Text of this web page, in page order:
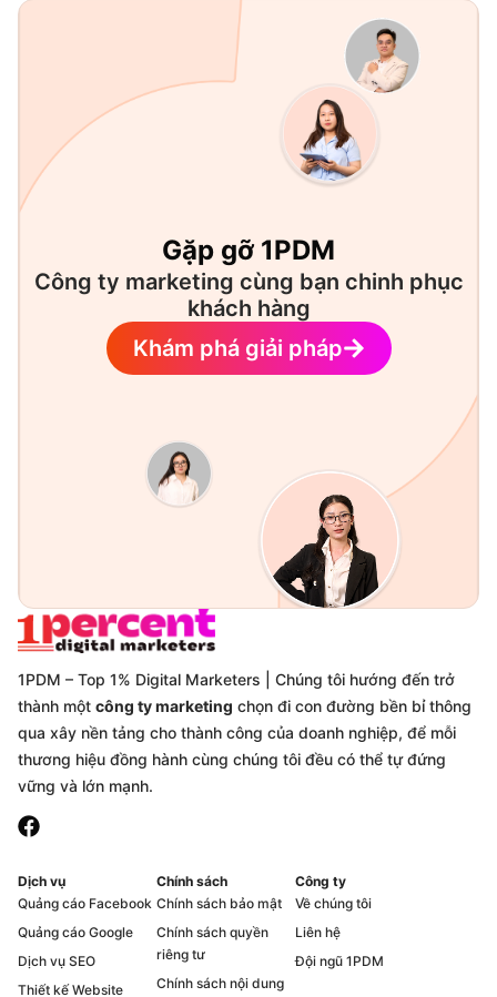
Gặp gỡ 1PDM
Công ty marketing cùng bạn chinh phục
khách hàng
Khám phá giải pháp
1PDM – Top 1% Digital Marketers | Chúng tôi hướng đến trở
thành một công ty marketing chọn đi con đường bền bỉ thông
qua xây nền tảng cho thành công của doanh nghiệp, để mỗi
thương hiệu đồng hành cùng chúng tôi đều có thể tự đứng
vững và lớn mạnh.
Dịch vụ
Quảng cáo Facebook
Quảng cáo Google
Dịch vụ SEO
Thiết kế Website
Chính sách
Chính sách bảo mật
Chính sách quyền
riêng tư
Chính sách nội dung
Công ty
Về chúng tôi
Liên hệ
Đội ngũ 1PDM